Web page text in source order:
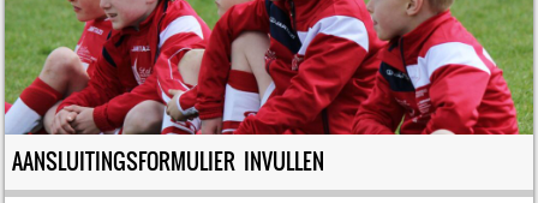
AANSLUITINGSFORMULIER INVULLEN